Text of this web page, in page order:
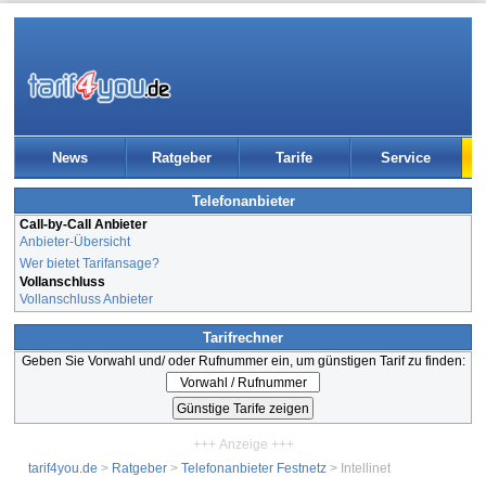
News Ratgeber Tarife Service
Telefonanbieter
Call-by-Call Anbieter
Anbieter-Übersicht
Wer bietet Tarifansage?
Vollanschluss
Vollanschluss Anbieter
Tarifrechner
Geben Sie Vorwahl und/ oder Rufnummer ein, um günstigen Tarif zu finden:
+++ Anzeige +++
tarif4you.de > Ratgeber > Telefonanbieter Festnetz > Intellinet